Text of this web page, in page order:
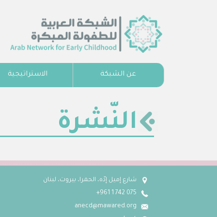
الاستراتيجية عن الشبكة
النّشرة
شارع إميل إدّه، الحمرا، بيروت، لبنان
075 742 1 961+
anecd@mawared.org